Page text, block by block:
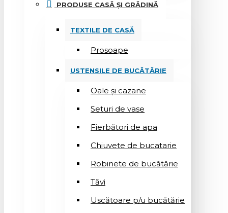
PRODUSE CASĂ ȘI GRĂDINĂ
TEXTILE DE CASĂ
Prosoape
USTENSILE DE BUCĂTĂRIE
Oale și cazane
Seturi de vase
Fierbători de apa
Chiuvete de bucatarie
Robinete de bucătărie
Tăvi
Uscătoare p/u bucătărie